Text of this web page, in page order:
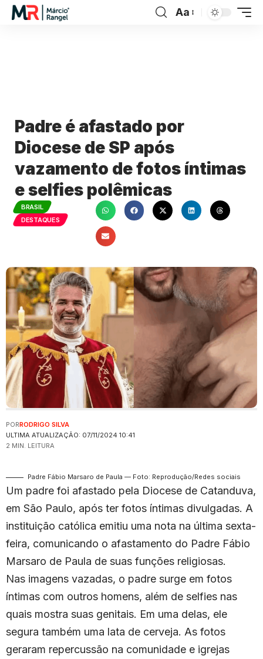
Aa
Padre é afastado por
Diocese de SP após
vazamento de fotos íntimas
e selfies polêmicas
BRASIL
DESTAQUES
ULTIMA ATUALIZAÇÃO: 07/11/2024 10:41
PORRODRIGO SILVA
2 MIN. LEITURA
Padre Fábio Marsaro de Paula — Foto: Reprodução/Redes sociais
Um padre foi afastado pela Diocese de Catanduva,
em São Paulo, após ter fotos íntimas divulgadas. A
instituição católica emitiu uma nota na última sexta-
feira, comunicando o afastamento do Padre Fábio
Marsaro de Paula de suas funções religiosas.
Nas imagens vazadas, o padre surge em fotos
íntimas com outros homens, além de selfies nas
quais mostra suas genitais. Em uma delas, ele
segura também uma lata de cerveja. As fotos
geraram repercussão na comunidade e igrejas